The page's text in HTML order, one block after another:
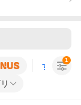
すべての条
1